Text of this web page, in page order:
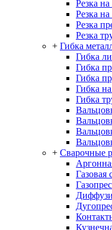
Резка
Резка
Резка
Резка
+ Гибка
Гибка
Гибка
Гибка
Гибка
Гибка
+ Сварочные
Газовая